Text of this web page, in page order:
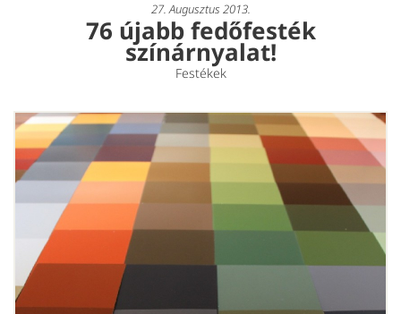
27. Augusztus 2013.
76 újabb fedőfesték
színárnyalat!
Festékek